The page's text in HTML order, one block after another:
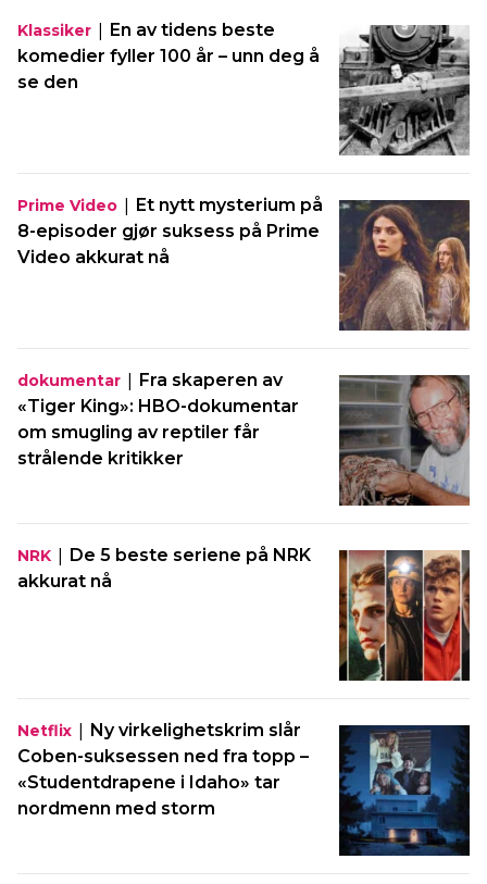
Klassiker | En av tidens beste
komedier fyller 100 år – unn deg å
se den
Prime Video | Et nytt mysterium på
8-episoder gjør suksess på Prime
Video akkurat nå
dokumentar | Fra skaperen av
«Tiger King»: HBO-dokumentar
om smugling av reptiler får
strålende kritikker
NRK | De 5 beste seriene på NRK
akkurat nå
Netflix | Ny virkelighetskrim slår
Coben-suksessen ned fra topp –
«Studentdrapene i Idaho» tar
nordmenn med storm